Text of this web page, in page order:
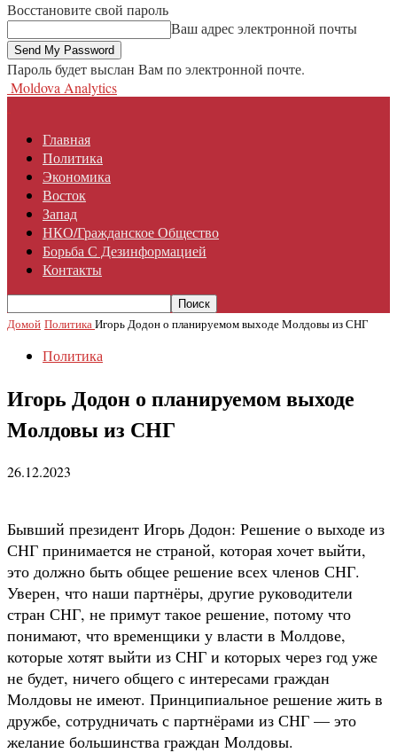
Восстановите свой пароль
Ваш адрес электронной почты
Пароль будет выслан Вам по электронной почте.
Moldova Analytics
Главная
Политика
Экономика
Восток
Запад
НКО/гражданское Общество
Борьба С Дезинформацией
Контакты
Домой ПолитикаИгорь Додон о планируемом выходе Молдовы из СНГ
Политика
Игорь Додон о планируемом выходе
Молдовы из СНГ
26.12.2023
Бывший президент Игорь Додон: Решение о выходе из
СНГ принимается не страной, которая хочет выйти,
это должно быть общее решение всех членов СНГ.
Уверен, что наши партнёры, другие руководители
стран СНГ, не примут такое решение, потому что
понимают, что временщики у власти в Молдове,
которые хотят выйти из СНГ и которых через год уже
не будет, ничего общего с интересами граждан
Молдовы не имеют. Принципиальное решение жить в
дружбе, сотрудничать с партнёрами из СНГ — это
желание большинства граждан Молдовы.